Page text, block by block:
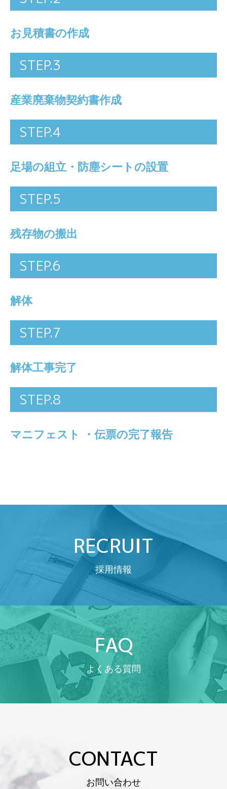
お見積書の作成
STEP.3
産業廃棄物契約書作成
STEP.4
足場の組立・防塵シートの設置
STEP.5
残存物の搬出
STEP.6
解体
STEP.7
解体工事完了
STEP.8
マニフェスト ・伝票の完了報告
RECRUIT
採用情報
FAQ
よくある質問
CONTACT
お問い合わせ